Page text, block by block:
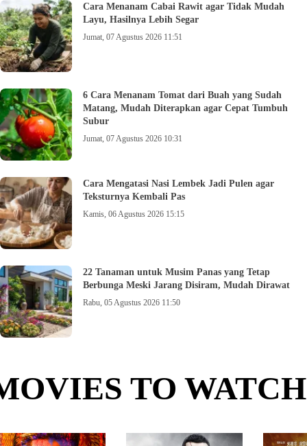
Cara Menanam Cabai Rawit agar Tidak Mudah
Layu, Hasilnya Lebih Segar
Jumat, 07 Agustus 2026 11:51
6 Cara Menanam Tomat dari Buah yang Sudah
Matang, Mudah Diterapkan agar Cepat Tumbuh
Subur
Jumat, 07 Agustus 2026 10:31
Cara Mengatasi Nasi Lembek Jadi Pulen agar
Teksturnya Kembali Pas
Kamis, 06 Agustus 2026 15:15
22 Tanaman untuk Musim Panas yang Tetap
Berbunga Meski Jarang Disiram, Mudah Dirawat
Rabu, 05 Agustus 2026 11:50
TO WATCH